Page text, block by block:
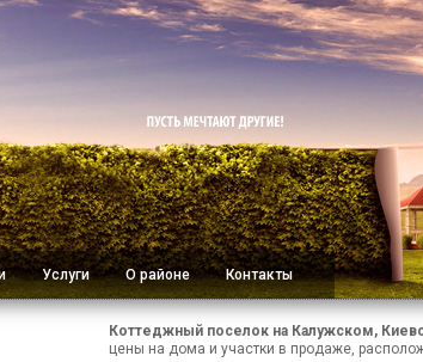
Услуги О районе Контакты
Коттеджный поселок на Калужском,
цены на дома и участки в продаже,